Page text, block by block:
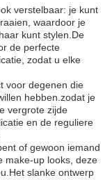
verstelbaar: je kunt
waardoor je
kunt stylen.De
de perfecte
zodat u elke
voor degenen die
hebben.zodat je
vergrote zijde
en de reguliere
of gewoon iemand
make-up looks, deze
slanke ontwerp